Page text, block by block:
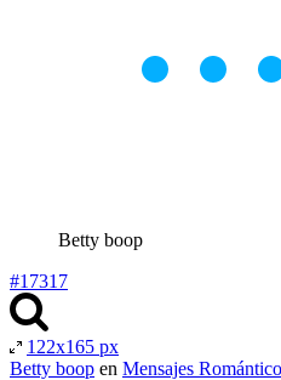
Betty boop
#17317
122x165 px
Betty boop en Mensajes